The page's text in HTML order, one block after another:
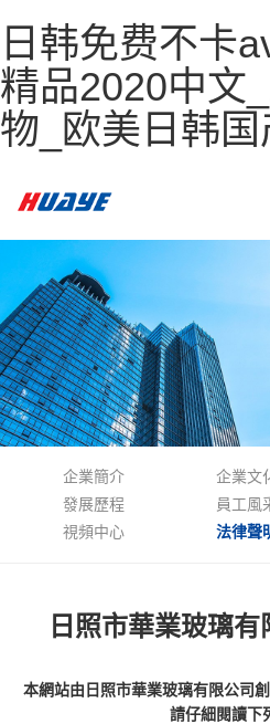
日韩免费不卡
精品2020中文
物_欧美日韩国
企業簡介 企業文
發展歷程
員工風
視頻中心
法律聲
日照市華業玻璃
本網站由日照市華業玻璃有限公司
請仔細閱讀下